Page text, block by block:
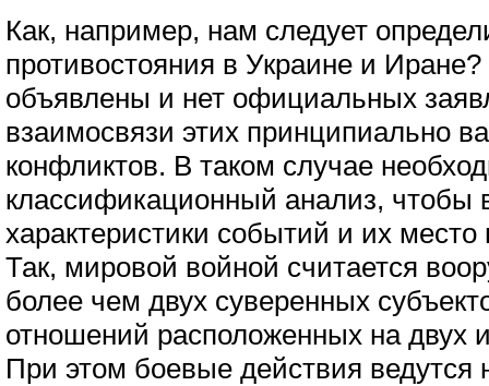
Как, например, нам следует
противостояния в Украине и
объявлены и нет официальных
взаимосвязи этих принципиально
конфликтов. В таком случае
классификационный анализ, чтобы
характеристики событий и их место
Так, мировой войной считается
более чем двух суверенных
отношений расположенных на двух
При этом боевые действия ведутся